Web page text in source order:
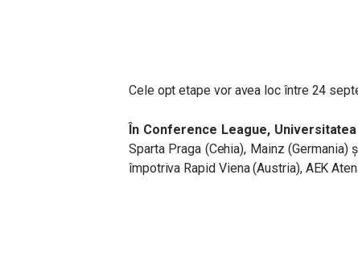
Cele opt etape vor avea loc între 24
În Conference League,
Sparta Praga (Cehia), Mainz
împotriva Rapid Viena (Austria), AEK